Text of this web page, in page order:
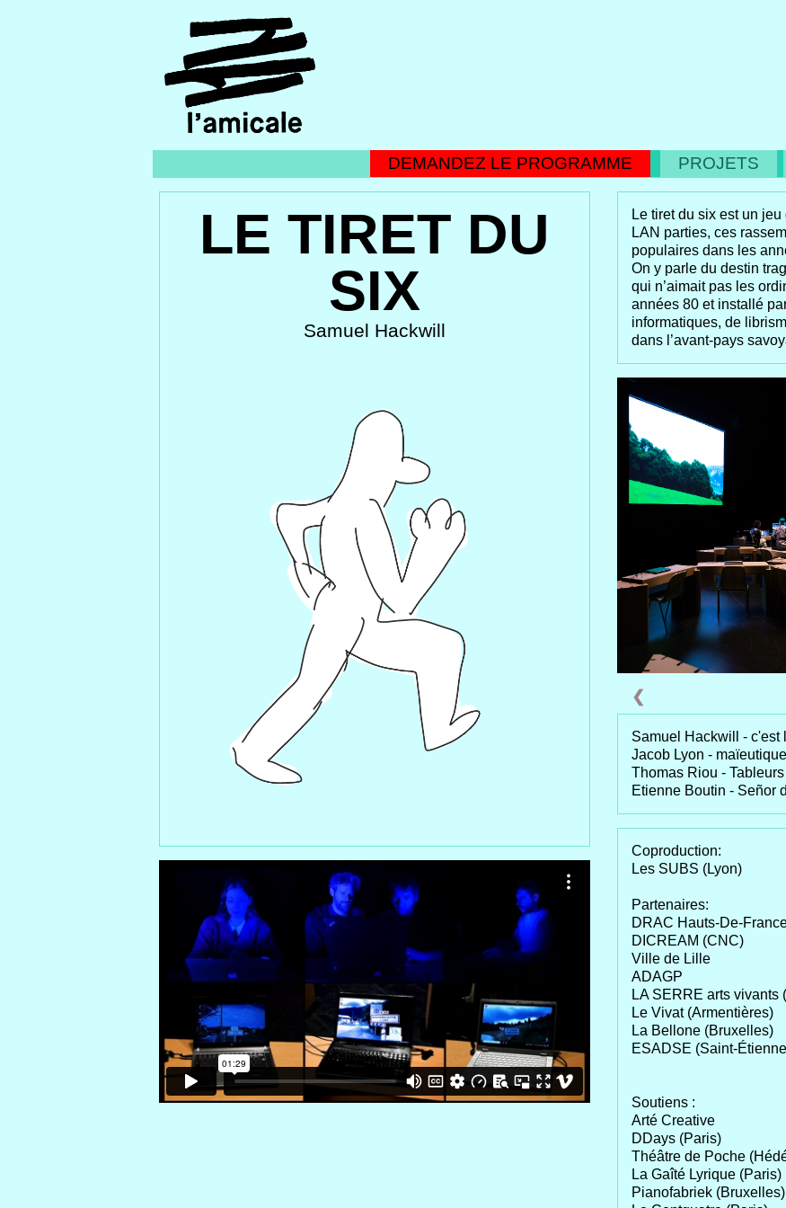
DEMANDEZ LE PROGRAMME PROJETS
LE TIRET DU
SIX
Samuel Hackwill
Le tiret du six est un
LAN parties, ces
populaires dans les
On y parle du destin
qui n’aimait pas les
années 80 et installé
informatiques, de
dans l’avant-pays
❮
Samuel Hackwill - c'est
Jacob Lyon -
Thomas Riou -
Etienne Boutin - Señor
Coproduction:
Les SUBS (Lyon)
Partenaires:
DRAC Hauts-De-
DICREAM (CNC)
Ville de Lille
ADAGP
LA SERRE arts vivants
Le Vivat (Armentières)
La Bellone (Bruxelles)
ESADSE (Saint-
Soutiens :
Arté Creative
DDays (Paris)
Théâtre de Poche
La Gaîté Lyrique (Paris)
Pianofabriek (Bruxelles)